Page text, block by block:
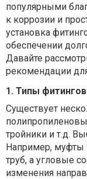
популярными
к коррозии и
установка
обеспечении
Давайте
рекомендации
1. Типы
Существует
тройники и т.д.
Например, муфты
труб, а угловые
изменения